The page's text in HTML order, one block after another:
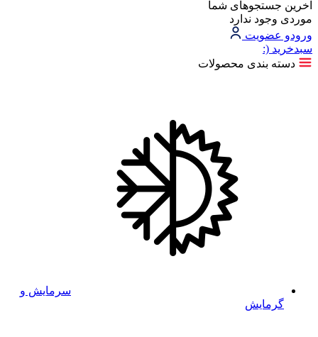
آخرین جستجوهای شما
موردی وجود ندارد
ورودو عضویت
سبد‌خرید (:
دسته بندی محصولات
سرمایش و
گرمایش